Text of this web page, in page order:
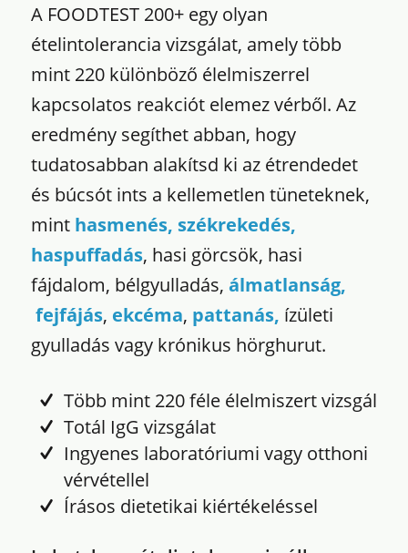
A FOODTEST 200+ egy olyan
ételintolerancia vizsgálat, amely több
mint 220 különböző élelmiszerrel
kapcsolatos reakciót elemez vérből. Az
eredmény segíthet abban, hogy
tudatosabban alakítsd ki az étrendedet
és búcsót ints a kellemetlen tüneteknek,
mint hasmenés, székrekedés,
haspuffadás, hasi görcsök, hasi
fájdalom, bélgyulladás, álmatlanság,
fejfájás, ekcéma, pattanás, ízületi
gyulladás vagy krónikus hörghurut.
Több mint 220 féle élelmiszert vizsgál
Totál IgG vizsgálat
Ingyenes laboratóriumi vagy otthoni
vérvétellel
Írásos dietetikai kiértékeléssel